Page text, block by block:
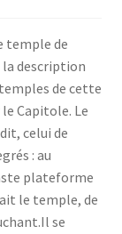
temple de
description
de cette
Capitole. Le
celui de
: au
plateforme
le temple, de
se